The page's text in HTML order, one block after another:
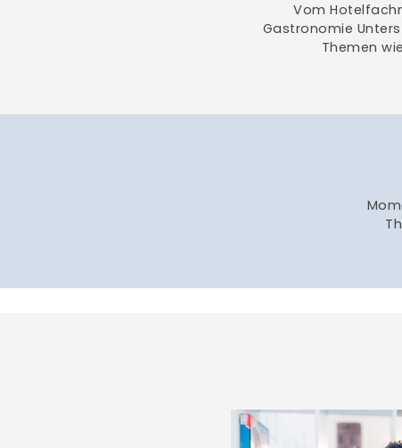
Vom
Gastronomie
Themen